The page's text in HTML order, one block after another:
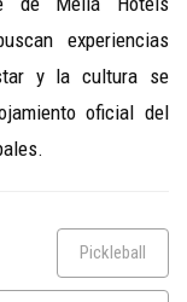
experiencias
y la cultura se
oficial del
Pickleball